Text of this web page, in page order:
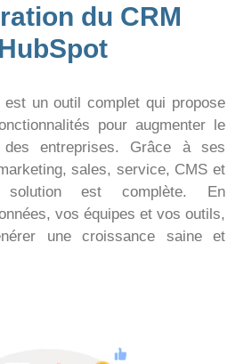
du CRM
HubSpot
est un outil complet qui propose
pour augmenter le
des entreprises. Grâce à ses
sales, service, CMS et
solution est complète. En
vos équipes et vos outils,
une croissance saine et